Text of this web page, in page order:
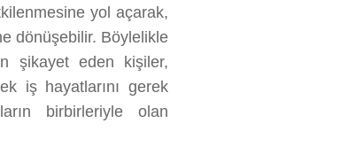
yol açarak,
dönüşebilir. Böylelikle
şikayet eden kişiler,
iş hayatlarını gerek
birbirleriyle olan